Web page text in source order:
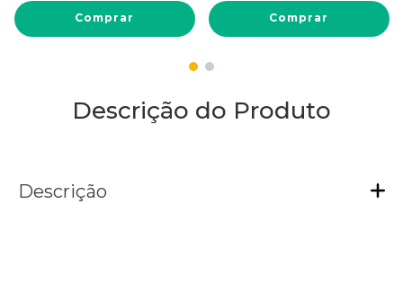
Comprar Comprar
Descrição do Produto
Descrição